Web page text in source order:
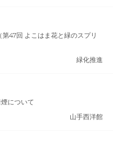
47回 よこはま花と緑のスプリ
緑化推進
について
山手西洋館